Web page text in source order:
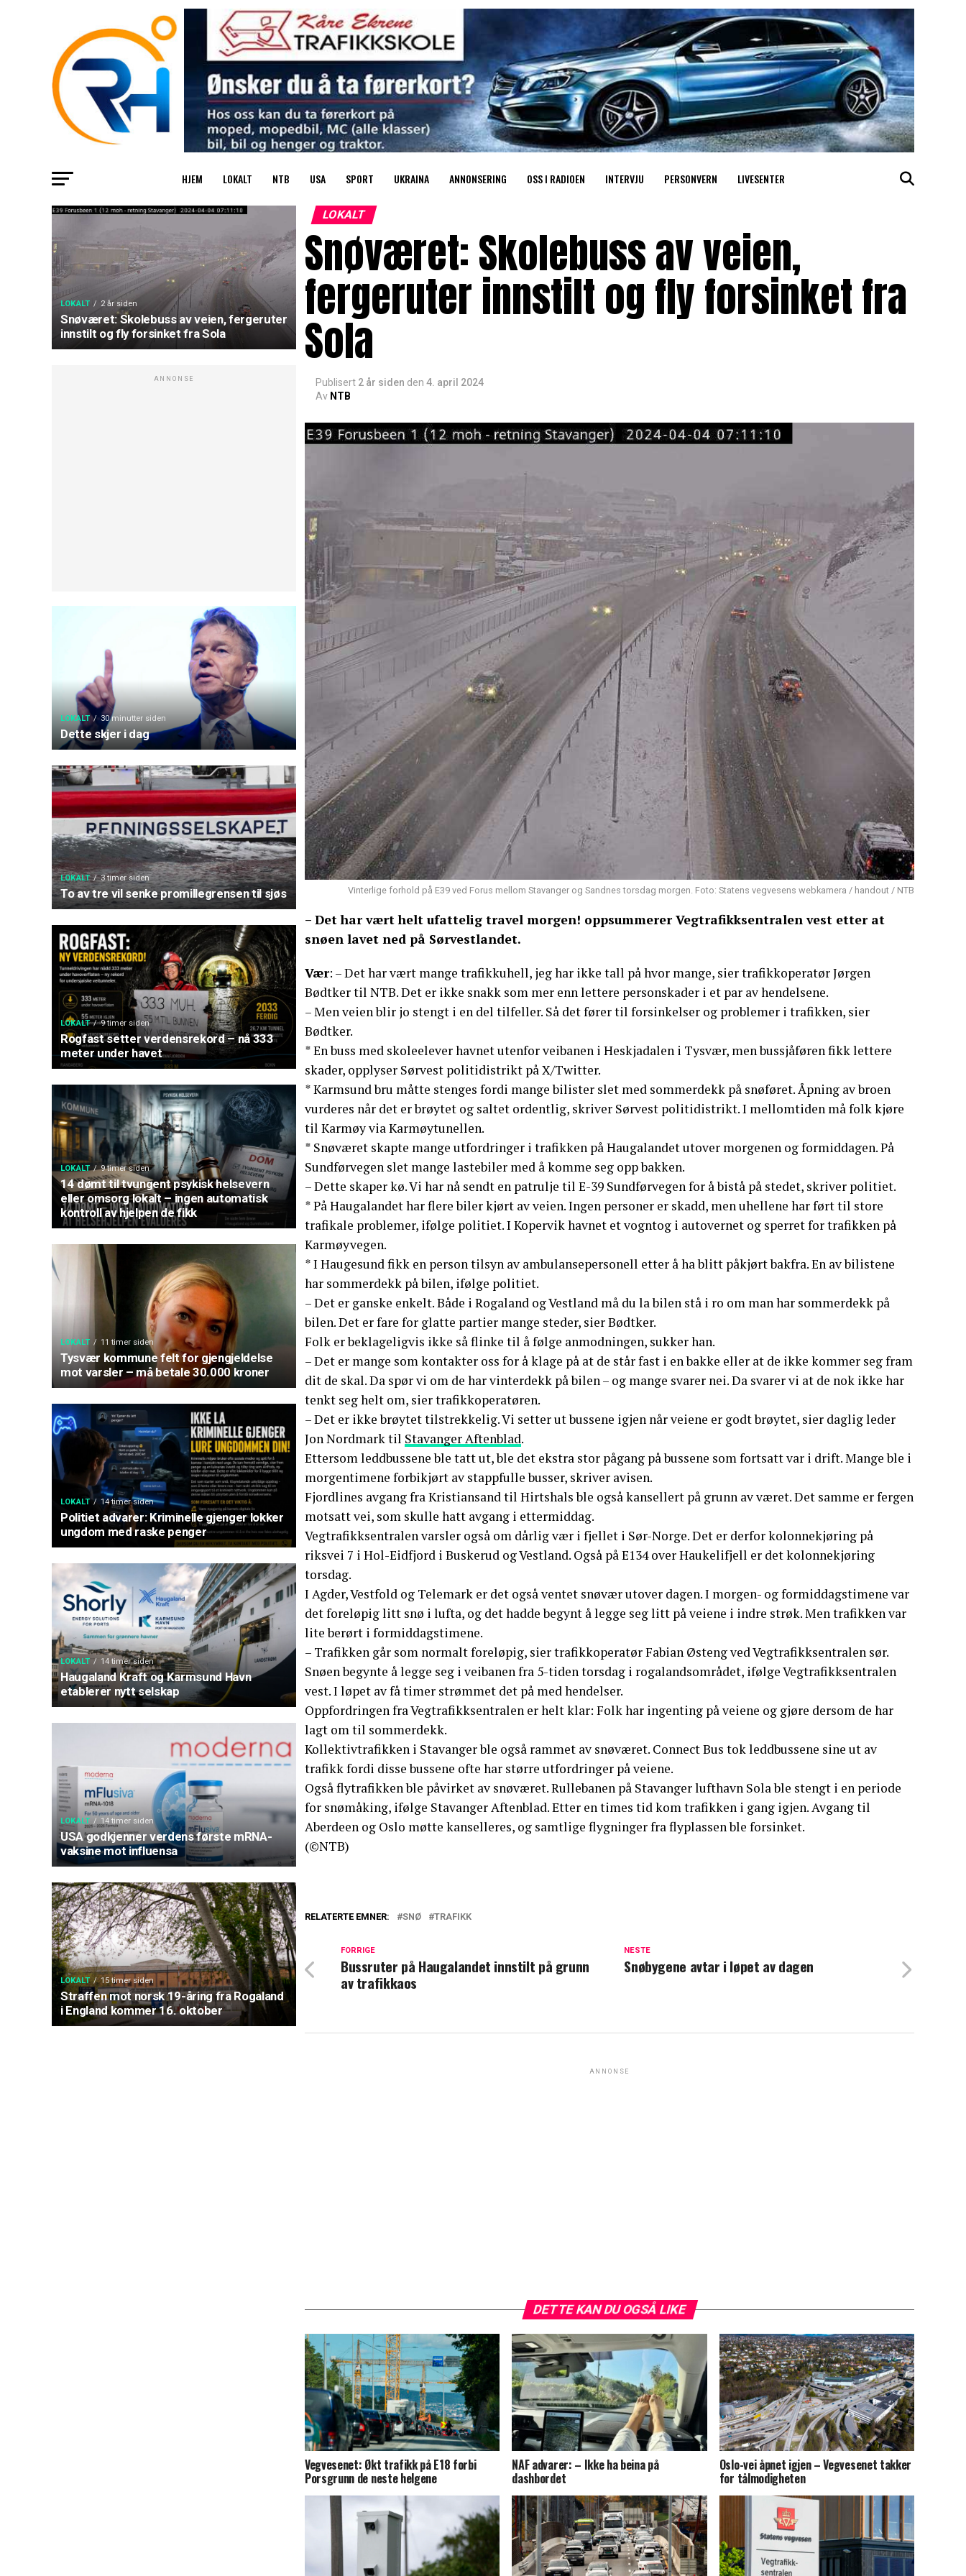
HJEM LOKALT NTB USA SPORT UKRAINA ANNONSERING OSS I RADIOEN INTERVJU PERSONVERN LIVESENTER
LOKALT 2 år siden
Snøværet: Skolebuss av veien, fergeruter
innstilt og fly forsinket fra Sola
ANNONSE
LOKALT 30 minutter siden
Dette skjer i dag
LOKALT 3 timer siden
To av tre vil senke promillegrensen til sjøs
LOKALT 9 timer siden
Rogfast setter verdensrekord – nå 333
meter under havet
LOKALT 9 timer siden
14 dømt til tvungent psykisk helsevern
eller omsorg lokalt – ingen automatisk
kontroll av hjelpen de fikk
LOKALT 11 timer siden
Tysvær kommune felt for gjengjeldelse
mot varsler – må betale 30.000 kroner
LOKALT 14 timer siden
Politiet advarer: Kriminelle gjenger lokker
ungdom med raske penger
LOKALT 14 timer siden
Haugaland Kraft og Karmsund Havn
etablerer nytt selskap
LOKALT 14 timer siden
USA godkjenner verdens første mRNA-
vaksine mot influensa
LOKALT 15 timer siden
Straffen mot norsk 19-åring fra Rogaland
i England kommer 16. oktober
LOKALT
Snøværet: Skolebuss av veien,
fergeruter innstilt og fly forsinket fra
Sola
Publisert 2 år siden den 4. april 2024
Av NTB
Vinterlige forhold på E39 ved Forus mellom Stavanger og Sandnes torsdag morgen. Foto: Statens vegvesens webkamera / handout / NTB
– Det har vært helt ufattelig travel morgen! oppsummerer Vegtrafikksentralen vest etter at
snøen lavet ned på Sørvestlandet.
Vær: – Det har vært mange trafikkuhell, jeg har ikke tall på hvor mange, sier trafikkoperatør Jørgen
Bødtker til NTB. Det er ikke snakk som mer enn lettere personskader i et par av hendelsene.
– Men veien blir jo stengt i en del tilfeller. Så det fører til forsinkelser og problemer i trafikken, sier
Bødtker.
* En buss med skoleelever havnet utenfor veibanen i Heskjadalen i Tysvær, men bussjåføren fikk lettere
skader, opplyser Sørvest politidistrikt på X/Twitter.
* Karmsund bru måtte stenges fordi mange bilister slet med sommerdekk på snøføret. Åpning av broen
vurderes når det er brøytet og saltet ordentlig, skriver Sørvest politidistrikt. I mellomtiden må folk kjøre
til Karmøy via Karmøytunellen.
* Snøværet skapte mange utfordringer i trafikken på Haugalandet utover morgenen og formiddagen. På
Sundførvegen slet mange lastebiler med å komme seg opp bakken.
– Dette skaper kø. Vi har nå sendt en patrulje til E-39 Sundførvegen for å bistå på stedet, skriver politiet.
* På Haugalandet har flere biler kjørt av veien. Ingen personer er skadd, men uhellene har ført til store
trafikale problemer, ifølge politiet. I Kopervik havnet et vogntog i autovernet og sperret for trafikken på
Karmøyvegen.
* I Haugesund fikk en person tilsyn av ambulansepersonell etter å ha blitt påkjørt bakfra. En av bilistene
har sommerdekk på bilen, ifølge politiet.
– Det er ganske enkelt. Både i Rogaland og Vestland må du la bilen stå i ro om man har sommerdekk på
bilen. Det er fare for glatte partier mange steder, sier Bødtker.
Folk er beklageligvis ikke så flinke til å følge anmodningen, sukker han.
– Det er mange som kontakter oss for å klage på at de står fast i en bakke eller at de ikke kommer seg fram
dit de skal. Da spør vi om de har vinterdekk på bilen – og mange svarer nei. Da svarer vi at de nok ikke har
tenkt seg helt om, sier trafikkoperatøren.
– Det er ikke brøytet tilstrekkelig. Vi setter ut bussene igjen når veiene er godt brøytet, sier daglig leder
Jon Nordmark til Stavanger Aftenblad.
Ettersom leddbussene ble tatt ut, ble det ekstra stor pågang på bussene som fortsatt var i drift. Mange ble i
morgentimene forbikjørt av stappfulle busser, skriver avisen.
Fjordlines avgang fra Kristiansand til Hirtshals ble også kansellert på grunn av været. Det samme er fergen
motsatt vei, som skulle hatt avgang i ettermiddag.
Vegtrafikksentralen varsler også om dårlig vær i fjellet i Sør-Norge. Det er derfor kolonnekjøring på
riksvei 7 i Hol-Eidfjord i Buskerud og Vestland. Også på E134 over Haukelifjell er det kolonnekjøring
torsdag.
I Agder, Vestfold og Telemark er det også ventet snøvær utover dagen. I morgen- og formiddagstimene var
det foreløpig litt snø i lufta, og det hadde begynt å legge seg litt på veiene i indre strøk. Men trafikken var
lite berørt i formiddagstimene.
– Trafikken går som normalt foreløpig, sier trafikkoperatør Fabian Østeng ved Vegtrafikksentralen sør.
Snøen begynte å legge seg i veibanen fra 5-tiden torsdag i rogalandsområdet, ifølge Vegtrafikksentralen
vest. I løpet av få timer strømmet det på med hendelser.
Oppfordringen fra Vegtrafikksentralen er helt klar: Folk har ingenting på veiene og gjøre dersom de har
lagt om til sommerdekk.
Kollektivtrafikken i Stavanger ble også rammet av snøværet. Connect Bus tok leddbussene sine ut av
trafikk fordi disse bussene ofte har større utfordringer på veiene.
Også flytrafikken ble påvirket av snøværet. Rullebanen på Stavanger lufthavn Sola ble stengt i en periode
for snømåking, ifølge Stavanger Aftenblad. Etter en times tid kom trafikken i gang igjen. Avgang til
Aberdeen og Oslo møtte kanselleres, og samtlige flygninger fra flyplassen ble forsinket.
(©NTB)
RELATERTE EMNER: SNØ TRAFIKK
NESTE
Snøbygene avtar i løpet av dagen
FORRIGE
Bussruter på Haugalandet innstilt på grunn
av trafikkaos
ANNONSE
DETTE KAN DU OGSÅ LIKE
Vegvesenet: Økt trafikk på E18 forbi
Porsgrunn de neste helgene
NAF advarer: – Ikke ha beina på
dashbordet
Oslo-vei åpnet igjen – Vegvesenet takker
for tålmodigheten